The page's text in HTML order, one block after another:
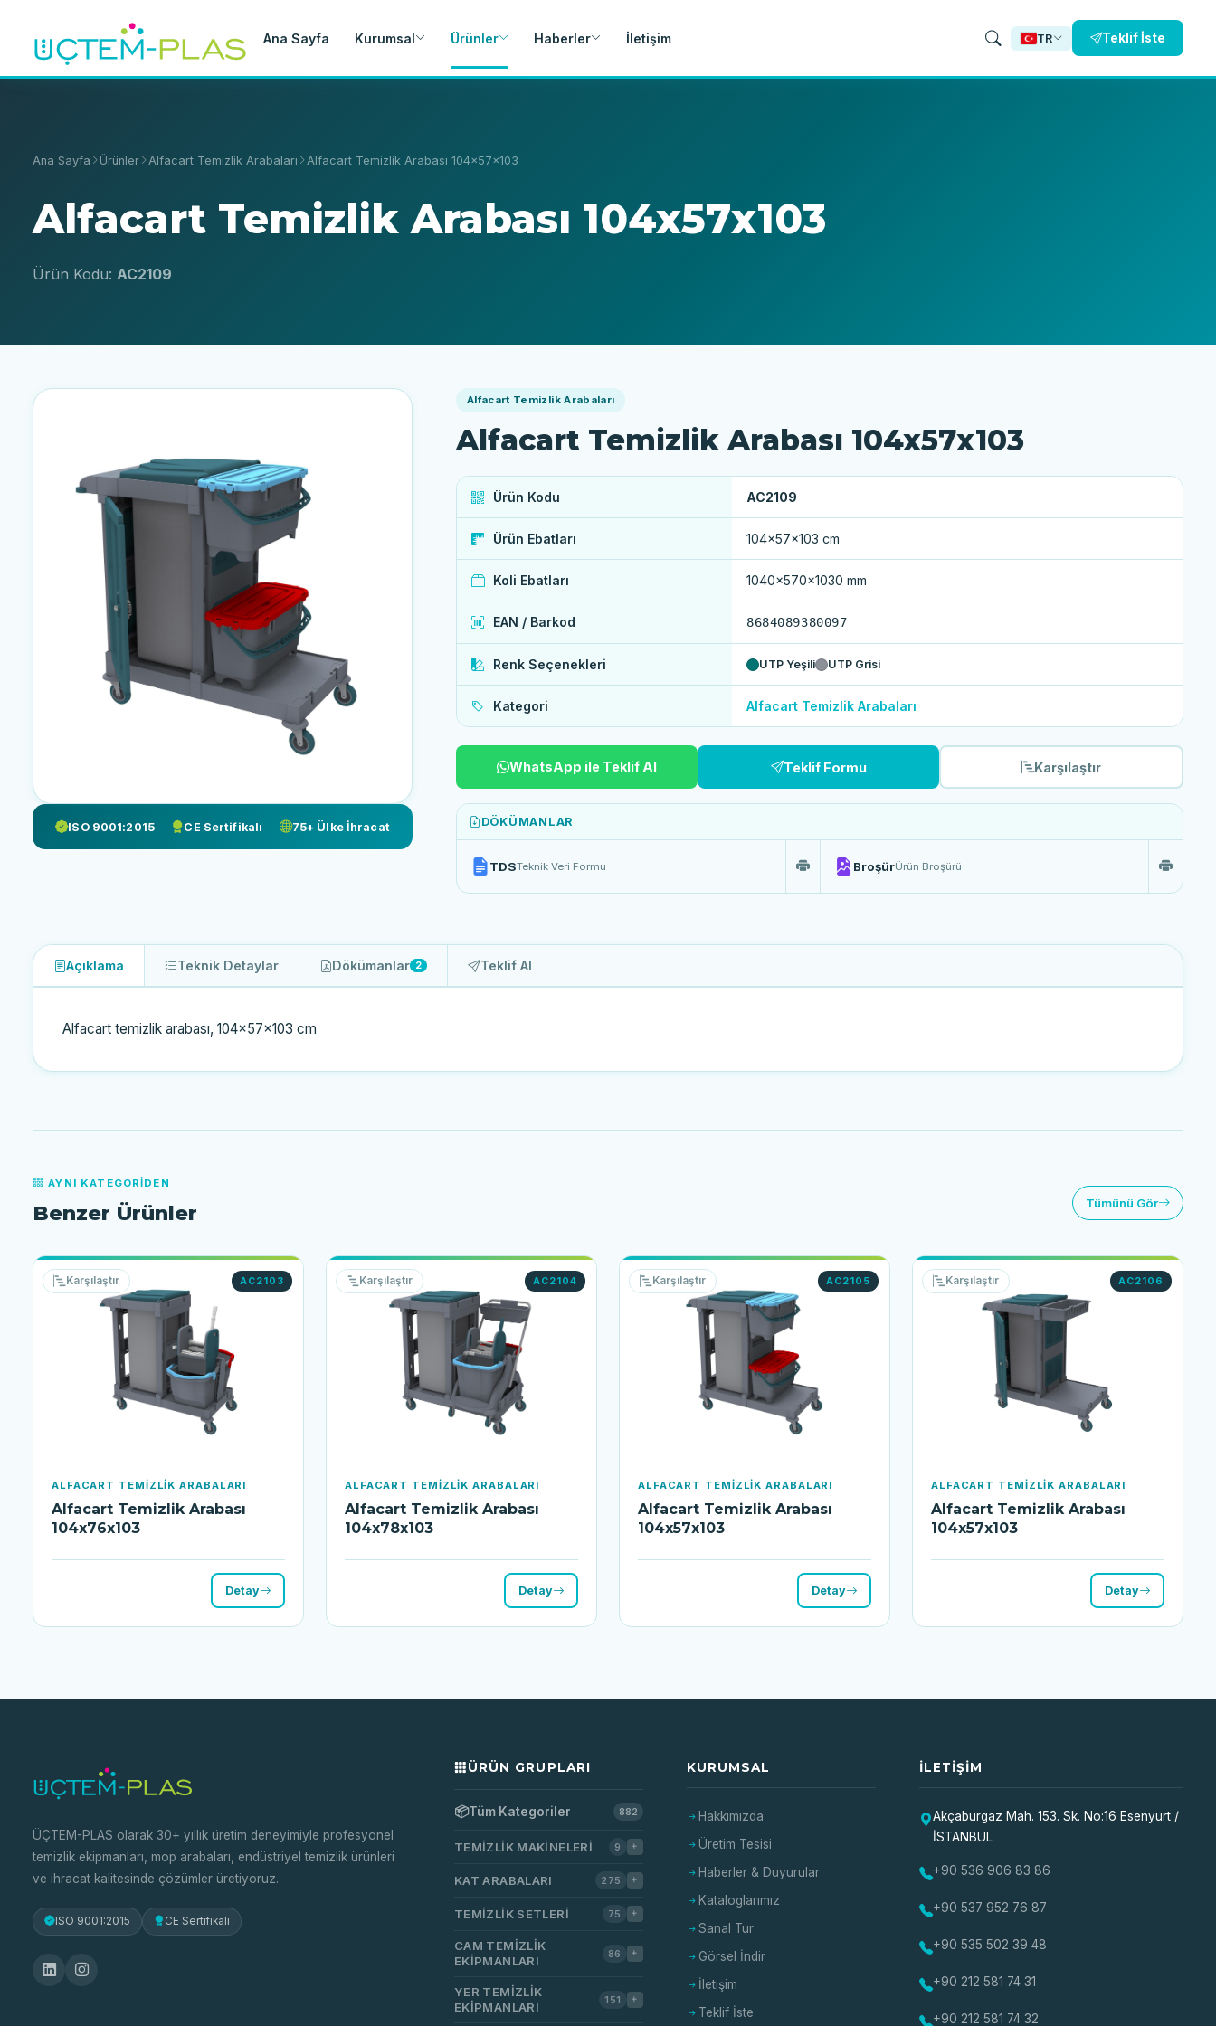
Ana Sayfa Kurumsal Ürünler Haberler İletişim TR Teklif İste
Ana Sayfa Ürünler Alfacart Temizlik Arabaları Alfacart Temizlik Arabası 104x57x103
Alfacart Temizlik Arabası 104x57x103
Ürün Kodu: AC2109
ISO 9001:2015 CE Sertifikalı 75+ Ülke İhracat
Alfacart Temizlik Arabaları
Alfacart Temizlik Arabası 104x57x103
Ürün Kodu AC2109
Ürün Ebatları 104x57x103 cm
Koli Ebatları 1040x570x1030 mm
EAN / Barkod 8684089380097
Renk Seçenekleri UTP Yeşili UTP Grisi
Kategori Alfacart Temizlik Arabaları
WhatsApp ile Teklif Al Teklif Formu Karşılaştır
DÖKÜMANLAR
TDSTeknik Veri Formu BroşürÜrün Broşürü
Açıklama Teknik Detaylar Dökümanlar 2 Teklif Al
Alfacart temizlik arabası, 104x57x103 cm
AYNI KATEGORIDEN
Benzer Ürünler Tümünü Gör
AC2103
Karşılaştır
ALFACART TEMIZLIK ARABALARI
Alfacart Temizlik Arabası
104x76x103
Detay
AC2104
Karşılaştır
ALFACART TEMIZLIK ARABALARI
Alfacart Temizlik Arabası
104x78x103
Detay
AC2105
Karşılaştır
ALFACART TEMIZLIK ARABALARI
Alfacart Temizlik Arabası
104x57x103
Detay
AC2106
Karşılaştır
ALFACART TEMIZLIK ARABALARI
Alfacart Temizlik Arabası
104x57x103
Detay
ÜÇTEM-PLAS olarak 30+ yıllık üretim deneyimiyle profesyonel
temizlik ekipmanları, mop arabaları, endüstriyel temizlik ürünleri
ve ihracat kalitesinde çözümler üretiyoruz.
ISO 9001:2015 CE Sertifikalı
ÜRÜN GRUPLARI
📦Tüm Kategoriler 882
TEMIZLIK MAKINELERI 9
KAT ARABALARI 275
TEMIZLIK SETLERI 75
CAM TEMIZLIK
EKIPMANLARI
86
YER TEMIZLIK
EKIPMANLARI
151
KURUMSAL
Hakkımızda
Üretim Tesisi
Haberler & Duyurular
Kataloglarımız
Sanal Tur
Görsel İndir
İletişim
Teklif İste
İLETIŞIM
Akçaburgaz Mah. 153. Sk. No:16 Esenyurt /
İSTANBUL
+90 536 906 83 86
+90 537 952 76 87
+90 535 502 39 48
+90 212 581 74 31
+90 212 581 74 32